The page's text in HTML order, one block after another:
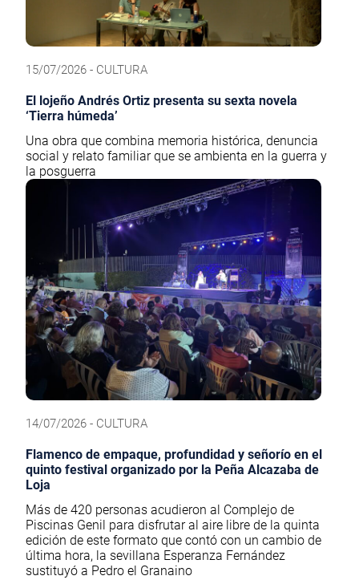
15/07/2026 - CULTURA
El lojeño Andrés Ortiz presenta su sexta novela
‘Tierra húmeda’
Una obra que combina memoria histórica, denuncia
social y relato familiar que se ambienta en la guerra y
la posguerra
14/07/2026 - CULTURA
Flamenco de empaque, profundidad y señorío en el
quinto festival organizado por la Peña Alcazaba de
Loja
Más de 420 personas acudieron al Complejo de
Piscinas Genil para disfrutar al aire libre de la quinta
edición de este formato que contó con un cambio de
última hora, la sevillana Esperanza Fernández
sustituyó a Pedro el Granaino